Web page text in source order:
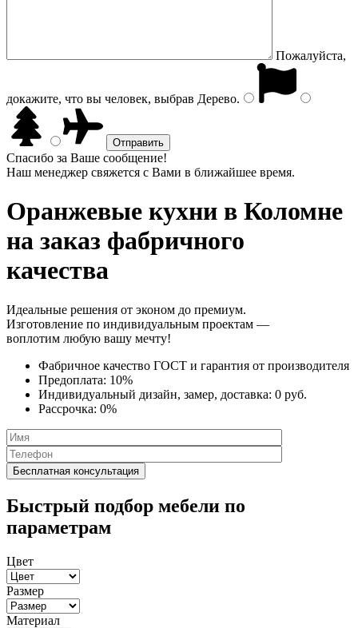
Пожалуйста,
докажите, что вы человек, выбрав Дерево.
Спасибо за Ваше сообщение!
Наш менеджер свяжется с Вами в ближайшее время.
Оранжевые кухни в Коломне
на заказ фабричного
качества
Идеальные решения от эконом до премиум.
Изготовление по индивидуальным проектам —
воплотим любую вашу мечту!
Фабричное качество ГОСТ и гарантия от производителя
Предоплата: 10%
Индивидуальный дизайн, замер, доставка: 0 руб.
Рассрочка: 0%
Быстрый подбор мебели по
параметрам
Цвет
Размер
Материал